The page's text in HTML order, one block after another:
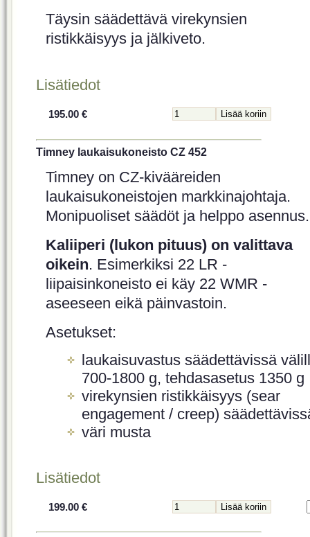
Täysin säädettävä virekynsien
ristikkäisyys ja jälkiveto.
Lisätiedot
195.00 €
Timney laukaisukoneisto CZ 452
Timney on CZ-kivääreiden
laukaisukoneistojen markkinajohtaja.
Monipuoliset säädöt ja helppo asennus.
Kaliiperi (lukon pituus) on valittava
oikein. Esimerkiksi 22 LR -
liipaisinkoneisto ei käy 22 WMR -
aseeseen eikä päinvastoin.
Asetukset:
laukaisuvastus säädettävissä
700-1800 g, tehdasasetus 1350 g
virekynsien ristikkäisyys (sear
engagement / creep)
väri musta
Lisätiedot
199.00 €